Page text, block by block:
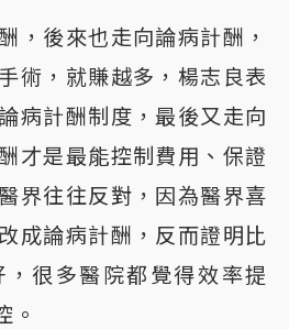
，後來也走向論病計酬，
術，就賺越多，楊志良表
病計酬制度，最後又走向
才是最能控制費用、保證
界往往反對，因為醫界喜
成論病計酬，反而證明比
很多醫院都覺得效率提
。